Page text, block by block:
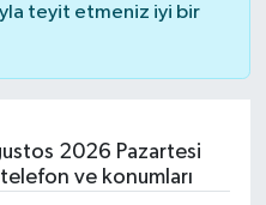
teyit etmeniz iyi bir
2026 Pazartesi
ve konumları